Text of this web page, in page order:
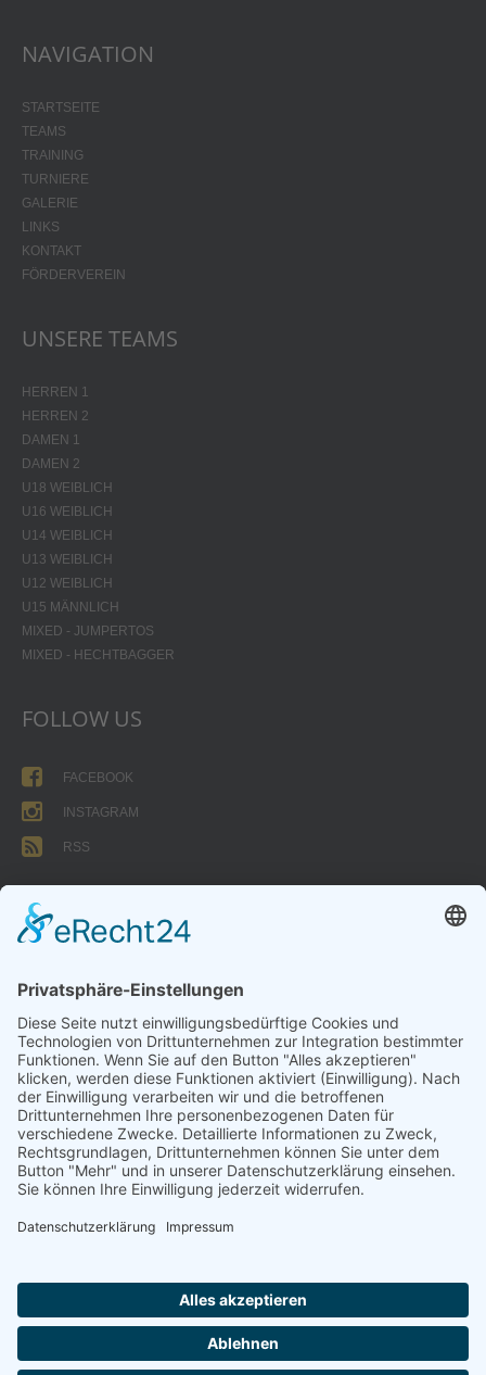
NAVIGATION
STARTSEITE
TEAMS
TRAINING
TURNIERE
GALERIE
LINKS
KONTAKT
FÖRDERVEREIN
UNSERE TEAMS
HERREN 1
HERREN 2
DAMEN 1
DAMEN 2
U18 WEIBLICH
U16 WEIBLICH
U14 WEIBLICH
U13 WEIBLICH
U12 WEIBLICH
U15 MÄNNLICH
MIXED - JUMPERTOS
MIXED - HECHTBAGGER
FOLLOW US
FACEBOOK
INSTAGRAM
RSS
FORMULARE
Abteilungsbeitrag aktive Spieler:
Jugendliche unter 18: 25 EUR
Erwachsene: 50 EUR
UMMELDEANTRAG
ÜBUNGSLEITERZUWENDUNGEN
INTERNE DOKUMENTE
Impressum
Datenschutz